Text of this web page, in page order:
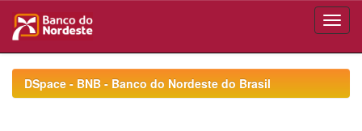
navigationDSpace - BNB - Banco do Nordeste do Brasil